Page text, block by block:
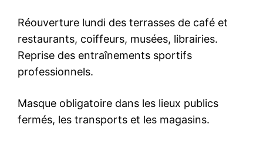
Réouverture lundi des terrasses de café et
restaurants, coiffeurs, musées, librairies.
Reprise des entraînements sportifs
professionnels.
Masque obligatoire dans les lieux publics
fermés, les transports et les magasins.